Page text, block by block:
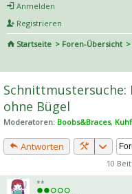
Anmelden
Registrieren
Startseite
Foren-Übersicht
he
Schnittmustersuche:
ohne Bügel
Moderatoren: Boobs&Braces,
Antworten
10
**